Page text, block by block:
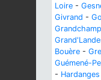
Loire -
Givrand -
Grandchamp
Bouère -
Guémené-
- Hardanges